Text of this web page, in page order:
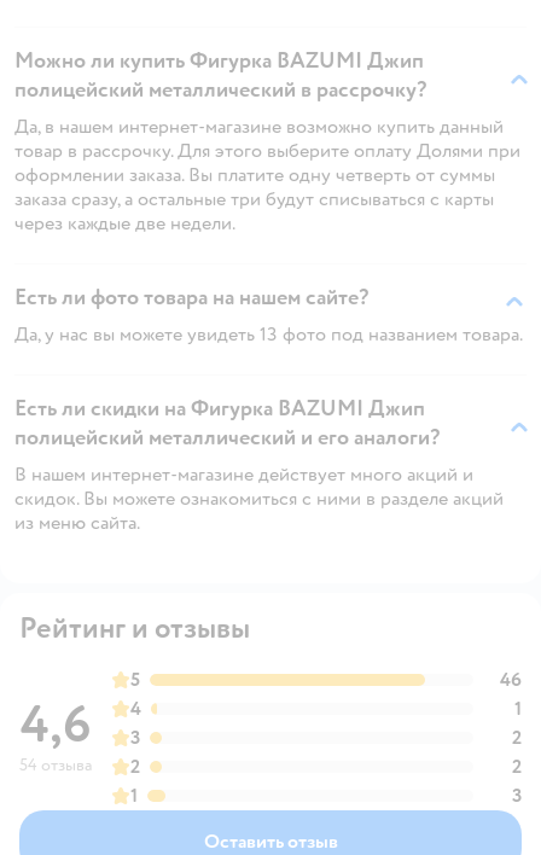
Можно ли купить Фигурка BAZUMI Джип
полицейский металлический в рассрочку?
Да, в нашем интернет-магазине возможно купить данный
товар в рассрочку. Для этого выберите оплату Долями при
оформлении заказа. Вы платите одну четверть от суммы
заказа сразу, а остальные три будут списываться с карты
через каждые две недели.
Есть ли фото товара на нашем сайте?
Да, у нас вы можете увидеть 13 фото под названием товара.
Есть ли скидки на Фигурка BAZUMI Джип
полицейский металлический и его аналоги?
В нашем интернет-магазине действует много акций и
скидок. Вы можете ознакомиться с ними в разделе акций
из меню сайта.
Рейтинг и отзывы
4,6
54 отзыва
5
46
4
1
3
2
2
2
1
3
Оставить отзыв